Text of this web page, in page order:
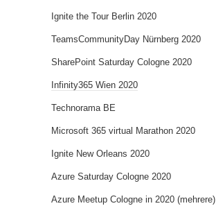
Ignite the Tour Berlin 2020
TeamsCommunityDay Nürnberg 2020
SharePoint Saturday Cologne 2020
Infinity365 Wien 2020
Technorama BE
Microsoft 365 virtual Marathon 2020
Ignite New Orleans 2020
Azure Saturday Cologne 2020
Azure Meetup Cologne in 2020 (mehrere)